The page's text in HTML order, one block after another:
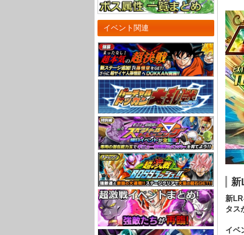
イベント関連
新
新
タス
イベ